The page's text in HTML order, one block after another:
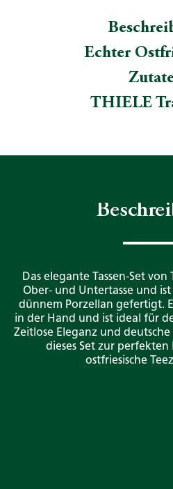
Echter
THIELE
Das elegante Tassen-Set von
Ober- und Untertasse und
dünnem Porzellan gefertigt.
in der Hand und ist ideal für
Zeitlose Eleganz und
dieses Set zur
ostfriesische